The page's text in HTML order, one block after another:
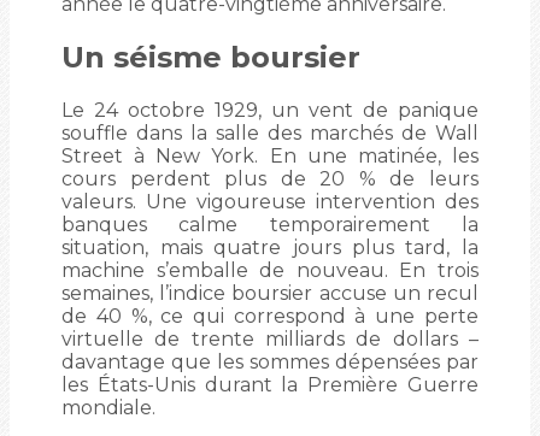
Un séisme boursier
Le 24 octobre 1929, un vent de panique
souffle dans la salle des marchés de Wall
Street à New York. En une matinée, les
cours perdent plus de 20 % de leurs
valeurs. Une vigoureuse intervention des
banques calme temporairement la
situation, mais quatre jours plus tard, la
machine s’emballe de nouveau. En trois
semaines, l’indice boursier accuse un recul
de 40 %, ce qui correspond à une perte
virtuelle de trente milliards de dollars –
davantage que les sommes dépensées par
les États-Unis durant la Première Guerre
mondiale.